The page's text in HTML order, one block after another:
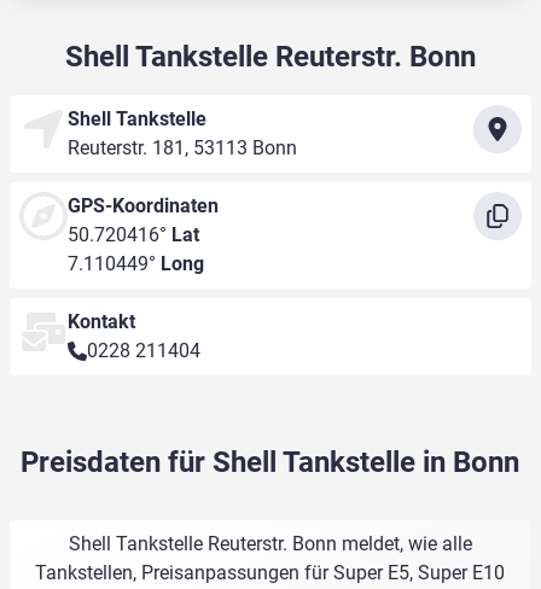
Shell Tankstelle Reuterstr. Bonn
Shell Tankstelle
Reuterstr. 181, 53113 Bonn
GPS-Koordinaten
50.720416° Lat
7.110449° Long
Kontakt
0228 211404
Preisdaten für Shell Tankstelle in Bonn
Shell Tankstelle Reuterstr. Bonn meldet, wie alle
Tankstellen, Preisanpassungen für Super E5, Super E10